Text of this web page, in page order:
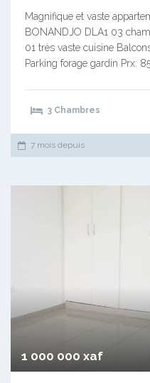
Magnifique et vaste
BONANDJO DLA1 03
01 très vaste cuisine
Parking forage gardin Prx:
3 Chambres
7 mois depuis
1 000 000 xaf